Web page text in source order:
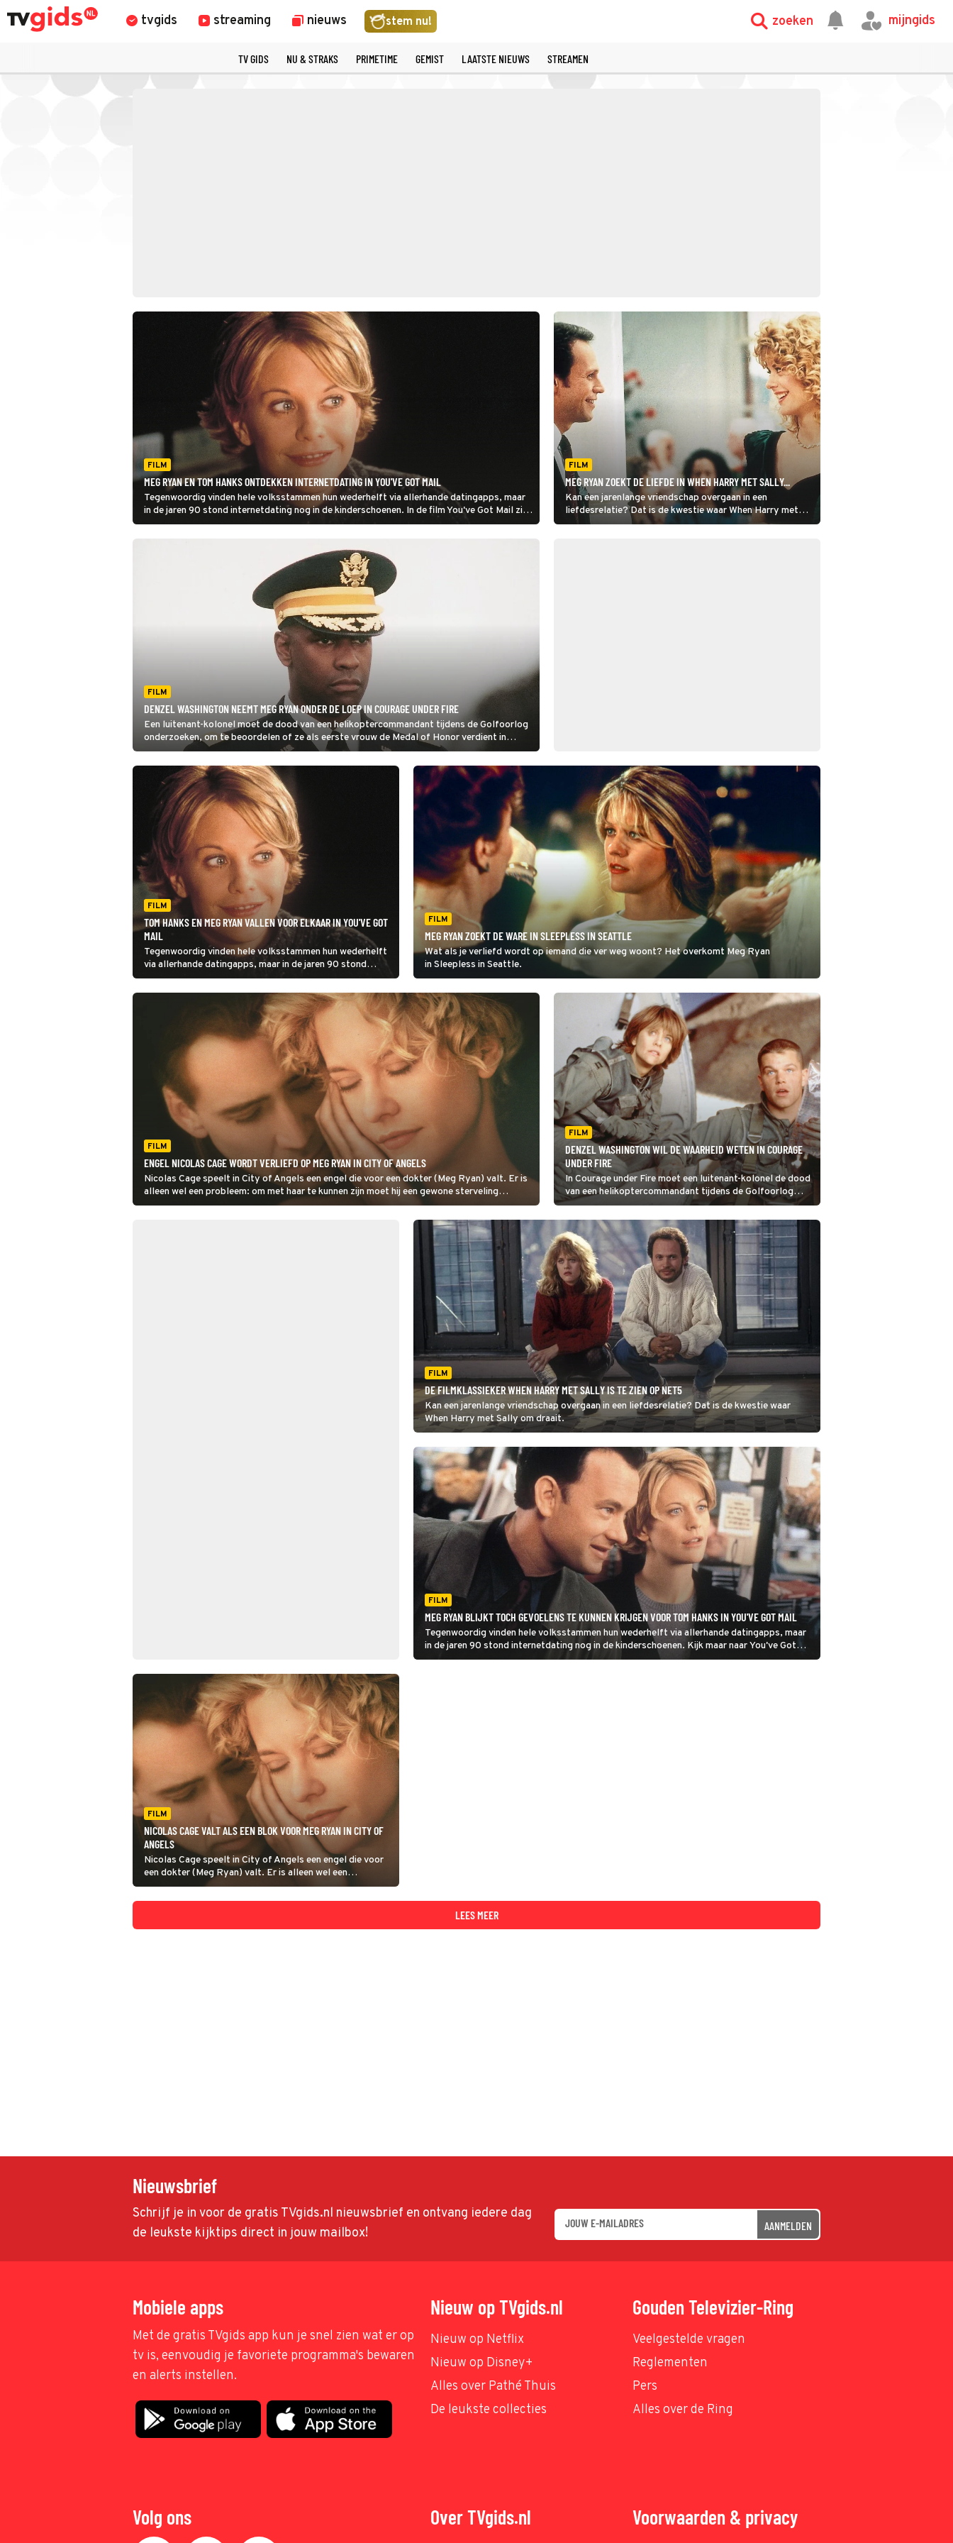
tvgids streaming nieuws stem nu! zoeken mijngids
TV GIDS NU & STRAKS PRIMETIME GEMIST LAATSTE NIEUWS STREAMEN
FILM
MEG RYAN EN TOM HANKS ONTDEKKEN INTERNETDATING IN YOU'VE GOT MAIL
Tegenwoordig vinden hele volksstammen hun wederhelft via allerhande datingapps, maar
in de jaren 90 stond internetdating nog in de kinderschoenen. In de film You've Got Mail zie
je dat terug.
FILM
MEG RYAN ZOEKT DE LIEFDE IN WHEN HARRY MET SALLY...
Kan een jarenlange vriendschap overgaan in een
liefdesrelatie? Dat is de kwestie waar When Harry met
Sally... om draait.
FILM
DENZEL WASHINGTON NEEMT MEG RYAN ONDER DE LOEP IN COURAGE UNDER FIRE
Een luitenant-kolonel moet de dood van een helikoptercommandant tijdens de Golfoorlog
onderzoeken, om te beoordelen of ze als eerste vrouw de Medal of Honor verdient in
Courage Under Fire.
FILM
TOM HANKS EN MEG RYAN VALLEN VOOR ELKAAR IN YOU'VE GOT
MAIL
Tegenwoordig vinden hele volksstammen hun wederhelft
via allerhande datingapps, maar in de jaren 90 stond
internetdating nog in de kinderschoenen. Kijk maar
naar You've Got Mail.
FILM
MEG RYAN ZOEKT DE WARE IN SLEEPLESS IN SEATTLE
Wat als je verliefd wordt op iemand die ver weg woont? Het overkomt Meg Ryan
in Sleepless in Seattle.
FILM
ENGEL NICOLAS CAGE WORDT VERLIEFD OP MEG RYAN IN CITY OF ANGELS
Nicolas Cage speelt in City of Angels een engel die voor een dokter (Meg Ryan) valt. Er is
alleen wel een probleem: om met haar te kunnen zijn moet hij een gewone sterveling
worden.
FILM
DENZEL WASHINGTON WIL DE WAARHEID WETEN IN COURAGE
UNDER FIRE
In Courage under Fire moet een luitenant-kolonel de dood
van een helikoptercommandant tijdens de Golfoorlog
onderzoeken, om te beoordelen of zij als eerste vrouw de
Medal of Honor verdient.
FILM
DE FILMKLASSIEKER WHEN HARRY MET SALLY IS TE ZIEN OP NET5
Kan een jarenlange vriendschap overgaan in een liefdesrelatie? Dat is de kwestie waar
When Harry met Sally om draait.
FILM
MEG RYAN BLIJKT TOCH GEVOELENS TE KUNNEN KRIJGEN VOOR TOM HANKS IN YOU'VE GOT MAIL
Tegenwoordig vinden hele volksstammen hun wederhelft via allerhande datingapps, maar
in de jaren 90 stond internetdating nog in de kinderschoenen. Kijk maar naar You've Got
Mail.
FILM
NICOLAS CAGE VALT ALS EEN BLOK VOOR MEG RYAN IN CITY OF
ANGELS
Nicolas Cage speelt in City of Angels een engel die voor
een dokter (Meg Ryan) valt. Er is alleen wel een
probleem: om met haar te kunnen zijn moet hij een gewone
sterveling worden.
LEES MEER
Nieuwsbrief
Schrijf je in voor de gratis TVgids.nl nieuwsbrief en ontvang iedere dag
de leukste kijktips direct in jouw mailbox!
AANMELDEN
Mobiele apps
Met de gratis TVgids app kun je snel zien wat er op
tv is, eenvoudig je favoriete programma's bewaren
en alerts instellen.
Nieuw op TVgids.nl
Nieuw op Netflix
Nieuw op Disney+
Alles over Pathé Thuis
De leukste collecties
Gouden Televizier-Ring
Veelgestelde vragen
Reglementen
Pers
Alles over de Ring
Volg ons Over TVgids.nl Voorwaarden & privacy